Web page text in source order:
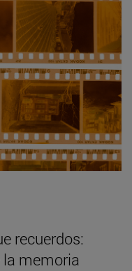
recuerdos:
memoria